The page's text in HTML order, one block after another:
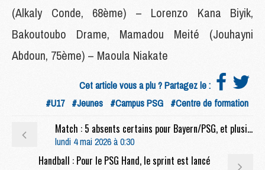
(Alkaly Conde, 68ème) – Lorenzo Kana Biyik,
Bakoutoubo Drame, Mamadou Meité (Jouhayni
Abdoun, 75ème) – Maoula Niakate
Cet article vous a plu ? Partagez le :
#U17 #Jeunes #Campus PSG #Centre de formation
Match : 5 absents certains pour Bayern/PSG, et plusieurs incertains
lundi 4 mai 2026 à 0:30
Handball : Pour le PSG Hand, le sprint est lancé